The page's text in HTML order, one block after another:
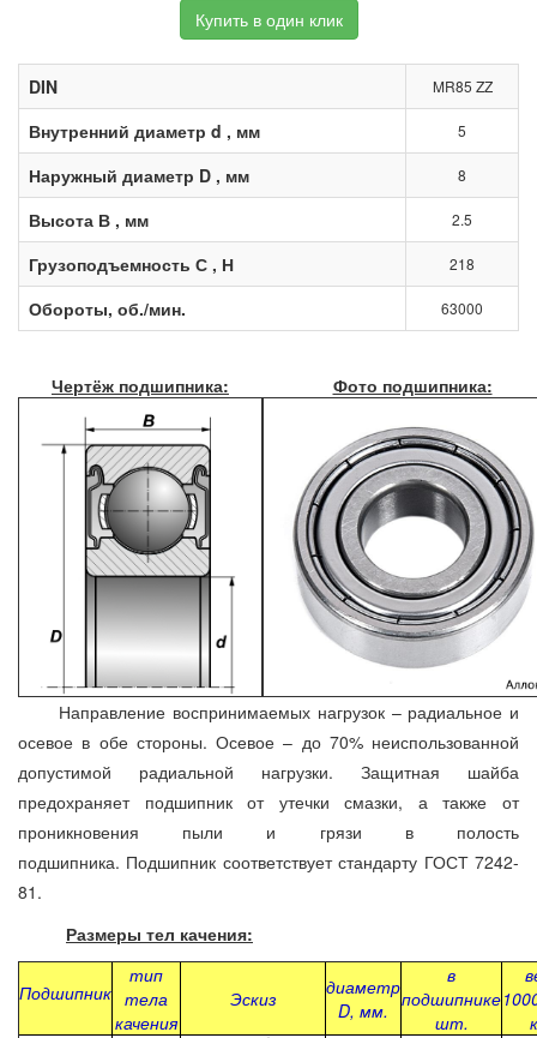
Купить в один клик
DIN MR85 ZZ
Внутренний диаметр d , мм 5
Наружный диаметр D , мм 8
Высота В , мм 2.5
Грузоподъемность С , Н 218
Обороты, об./мин. 63000
Чертёж подшипника: Фото подшипника:
Направление воспринимаемых нагрузок – радиальное и
осевое в обе стороны. Осевое – до 70% неиспользованной
допустимой радиальной нагрузки. Защитная шайба
предохраняет подшипник от утечки смазки, а также от
проникновения пыли и грязи в полость
подшипника. Подшипник соответствует стандарту ГОСТ 7242-
81.
Размеры тел качения:
Подшипник
тип
тела
качения
Эскиз
диаметр
D, мм.
в
подшипнике
шт.